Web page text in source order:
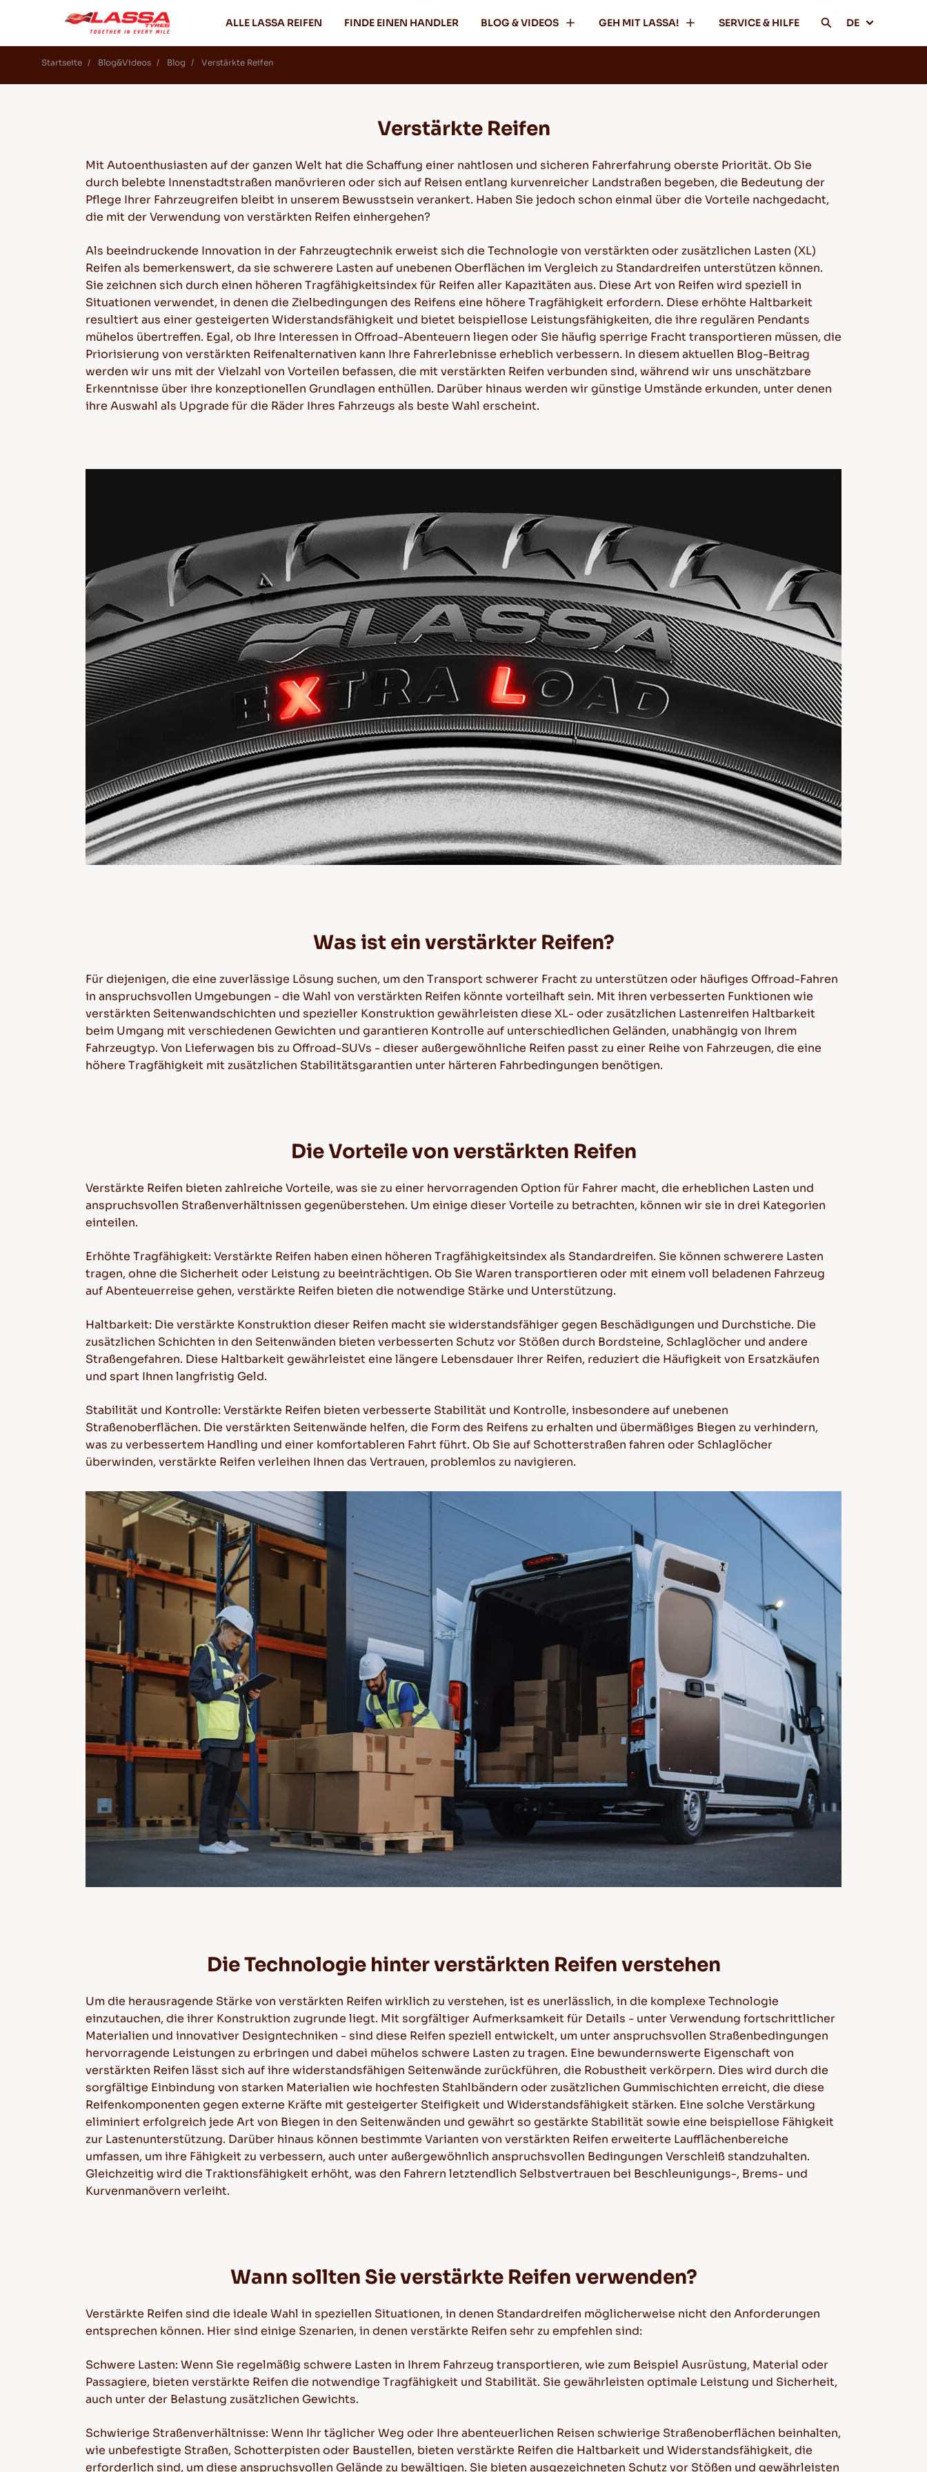
ALLE LASSA REIFEN FINDE EINEN HANDLER BLOG & VIDEOS GEH MIT LASSA! SERVICE & HILFE DE
Startseite Blog&Videos Blog Verstärkte Reifen
Verstärkte Reifen
Mit Autoenthusiasten auf der ganzen Welt hat die Schaffung einer nahtlosen und sicheren Fahrerfahrung oberste Priorität. Ob Sie
durch belebte Innenstadtstraßen manövrieren oder sich auf Reisen entlang kurvenreicher Landstraßen begeben, die Bedeutung der
Pflege Ihrer Fahrzeugreifen bleibt in unserem Bewusstsein verankert. Haben Sie jedoch schon einmal über die Vorteile nachgedacht,
die mit der Verwendung von verstärkten Reifen einhergehen?
Als beeindruckende Innovation in der Fahrzeugtechnik erweist sich die Technologie von verstärkten oder zusätzlichen Lasten (XL)
Reifen als bemerkenswert, da sie schwerere Lasten auf unebenen Oberflächen im Vergleich zu Standardreifen unterstützen können.
Sie zeichnen sich durch einen höheren Tragfähigkeitsindex für Reifen aller Kapazitäten aus. Diese Art von Reifen wird speziell in
Situationen verwendet, in denen die Zielbedingungen des Reifens eine höhere Tragfähigkeit erfordern. Diese erhöhte Haltbarkeit
resultiert aus einer gesteigerten Widerstandsfähigkeit und bietet beispiellose Leistungsfähigkeiten, die ihre regulären Pendants
mühelos übertreffen. Egal, ob Ihre Interessen in Offroad-Abenteuern liegen oder Sie häufig sperrige Fracht transportieren müssen, die
Priorisierung von verstärkten Reifenalternativen kann Ihre Fahrerlebnisse erheblich verbessern. In diesem aktuellen Blog-Beitrag
werden wir uns mit der Vielzahl von Vorteilen befassen, die mit verstärkten Reifen verbunden sind, während wir uns unschätzbare
Erkenntnisse über ihre konzeptionellen Grundlagen enthüllen. Darüber hinaus werden wir günstige Umstände erkunden, unter denen
ihre Auswahl als Upgrade für die Räder Ihres Fahrzeugs als beste Wahl erscheint.
Was ist ein verstärkter Reifen?
Für diejenigen, die eine zuverlässige Lösung suchen, um den Transport schwerer Fracht zu unterstützen oder häufiges Offroad-Fahren
in anspruchsvollen Umgebungen - die Wahl von verstärkten Reifen könnte vorteilhaft sein. Mit ihren verbesserten Funktionen wie
verstärkten Seitenwandschichten und spezieller Konstruktion gewährleisten diese XL- oder zusätzlichen Lastenreifen Haltbarkeit
beim Umgang mit verschiedenen Gewichten und garantieren Kontrolle auf unterschiedlichen Geländen, unabhängig von Ihrem
Fahrzeugtyp. Von Lieferwagen bis zu Offroad-SUVs - dieser außergewöhnliche Reifen passt zu einer Reihe von Fahrzeugen, die eine
höhere Tragfähigkeit mit zusätzlichen Stabilitätsgarantien unter härteren Fahrbedingungen benötigen.
Die Vorteile von verstärkten Reifen
Verstärkte Reifen bieten zahlreiche Vorteile, was sie zu einer hervorragenden Option für Fahrer macht, die erheblichen Lasten und
anspruchsvollen Straßenverhältnissen gegenüberstehen. Um einige dieser Vorteile zu betrachten, können wir sie in drei Kategorien
einteilen.
Erhöhte Tragfähigkeit: Verstärkte Reifen haben einen höheren Tragfähigkeitsindex als Standardreifen. Sie können schwerere Lasten
tragen, ohne die Sicherheit oder Leistung zu beeinträchtigen. Ob Sie Waren transportieren oder mit einem voll beladenen Fahrzeug
auf Abenteuerreise gehen, verstärkte Reifen bieten die notwendige Stärke und Unterstützung.
Haltbarkeit: Die verstärkte Konstruktion dieser Reifen macht sie widerstandsfähiger gegen Beschädigungen und Durchstiche. Die
zusätzlichen Schichten in den Seitenwänden bieten verbesserten Schutz vor Stößen durch Bordsteine, Schlaglöcher und andere
Straßengefahren. Diese Haltbarkeit gewährleistet eine längere Lebensdauer Ihrer Reifen, reduziert die Häufigkeit von Ersatzkäufen
und spart Ihnen langfristig Geld.
Stabilität und Kontrolle: Verstärkte Reifen bieten verbesserte Stabilität und Kontrolle, insbesondere auf unebenen
Straßenoberflächen. Die verstärkten Seitenwände helfen, die Form des Reifens zu erhalten und übermäßiges Biegen zu verhindern,
was zu verbessertem Handling und einer komfortableren Fahrt führt. Ob Sie auf Schotterstraßen fahren oder Schlaglöcher
überwinden, verstärkte Reifen verleihen Ihnen das Vertrauen, problemlos zu navigieren.
Die Technologie hinter verstärkten Reifen verstehen
Um die herausragende Stärke von verstärkten Reifen wirklich zu verstehen, ist es unerlässlich, in die komplexe Technologie
einzutauchen, die ihrer Konstruktion zugrunde liegt. Mit sorgfältiger Aufmerksamkeit für Details - unter Verwendung fortschrittlicher
Materialien und innovativer Designtechniken - sind diese Reifen speziell entwickelt, um unter anspruchsvollen Straßenbedingungen
hervorragende Leistungen zu erbringen und dabei mühelos schwere Lasten zu tragen. Eine bewundernswerte Eigenschaft von
verstärkten Reifen lässt sich auf ihre widerstandsfähigen Seitenwände zurückführen, die Robustheit verkörpern. Dies wird durch die
sorgfältige Einbindung von starken Materialien wie hochfesten Stahlbändern oder zusätzlichen Gummischichten erreicht, die diese
Reifenkomponenten gegen externe Kräfte mit gesteigerter Steifigkeit und Widerstandsfähigkeit stärken. Eine solche Verstärkung
eliminiert erfolgreich jede Art von Biegen in den Seitenwänden und gewährt so gestärkte Stabilität sowie eine beispiellose Fähigkeit
zur Lastenunterstützung. Darüber hinaus können bestimmte Varianten von verstärkten Reifen erweiterte Laufflächenbereiche
umfassen, um ihre Fähigkeit zu verbessern, auch unter außergewöhnlich anspruchsvollen Bedingungen Verschleiß standzuhalten.
Gleichzeitig wird die Traktionsfähigkeit erhöht, was den Fahrern letztendlich Selbstvertrauen bei Beschleunigungs-, Brems- und
Kurvenmanövern verleiht.
Wann sollten Sie verstärkte Reifen verwenden?
Verstärkte Reifen sind die ideale Wahl in speziellen Situationen, in denen Standardreifen möglicherweise nicht den Anforderungen
entsprechen können. Hier sind einige Szenarien, in denen verstärkte Reifen sehr zu empfehlen sind:
Schwere Lasten: Wenn Sie regelmäßig schwere Lasten in Ihrem Fahrzeug transportieren, wie zum Beispiel Ausrüstung, Material oder
Passagiere, bieten verstärkte Reifen die notwendige Tragfähigkeit und Stabilität. Sie gewährleisten optimale Leistung und Sicherheit,
auch unter der Belastung zusätzlichen Gewichts.
Schwierige Straßenverhältnisse: Wenn Ihr täglicher Weg oder Ihre abenteuerlichen Reisen schwierige Straßenoberflächen beinhalten,
wie unbefestigte Straßen, Schotterpisten oder Baustellen, bieten verstärkte Reifen die Haltbarkeit und Widerstandsfähigkeit, die
erforderlich sind, um diese anspruchsvollen Gelände zu bewältigen. Sie bieten ausgezeichneten Schutz vor Stößen und gewährleisten